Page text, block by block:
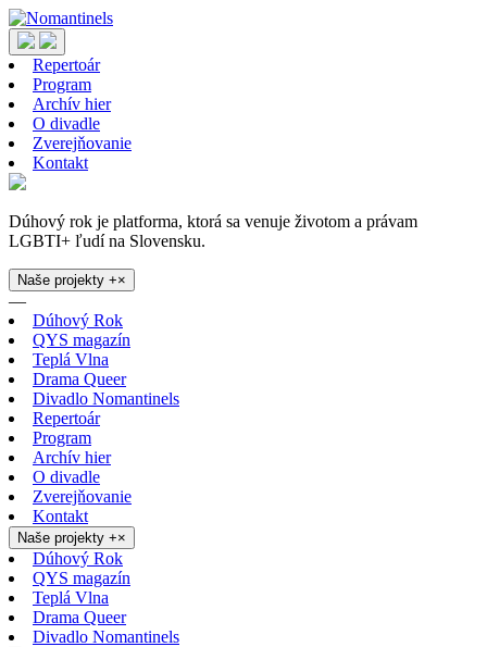
Repertoár
Program
Archív hier
O divadle
Zverejňovanie
Kontakt
Dúhový rok je platforma, ktorá sa venuje životom a právam
LGBTI+ ľudí na Slovensku.
Naše projekty +×
—
Dúhový Rok
QYS magazín
Teplá Vlna
Drama Queer
Divadlo Nomantinels
Repertoár
Program
Archív hier
O divadle
Zverejňovanie
Kontakt
Naše projekty +×
Dúhový Rok
QYS magazín
Teplá Vlna
Drama Queer
Divadlo Nomantinels